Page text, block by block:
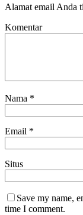
Alamat email Anda
Komentar
Nama *
Email *
Situs
Save my name,
time I comment.